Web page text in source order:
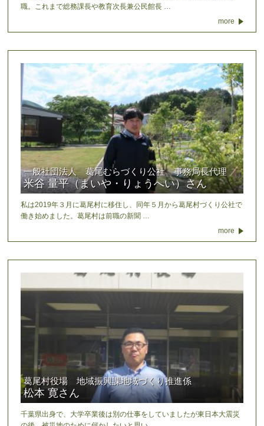
職。これまで総務課長や教育次長兼公民館長 …
more
一般社団法人 葛尾むらづくり公社 事務局長代理
米谷 量平（まいや・りょうへい）さん
私は2019年３月に葛尾村に移住し、同年５月から葛尾村づくり公社で
働き始めました。葛尾村は前職の新聞 …
more
葛尾村役場 地域振興課地域づくり推進係
松本 寛さん
千葉県出身で、大学卒業後は別の仕事をしていましたが東日本大震災